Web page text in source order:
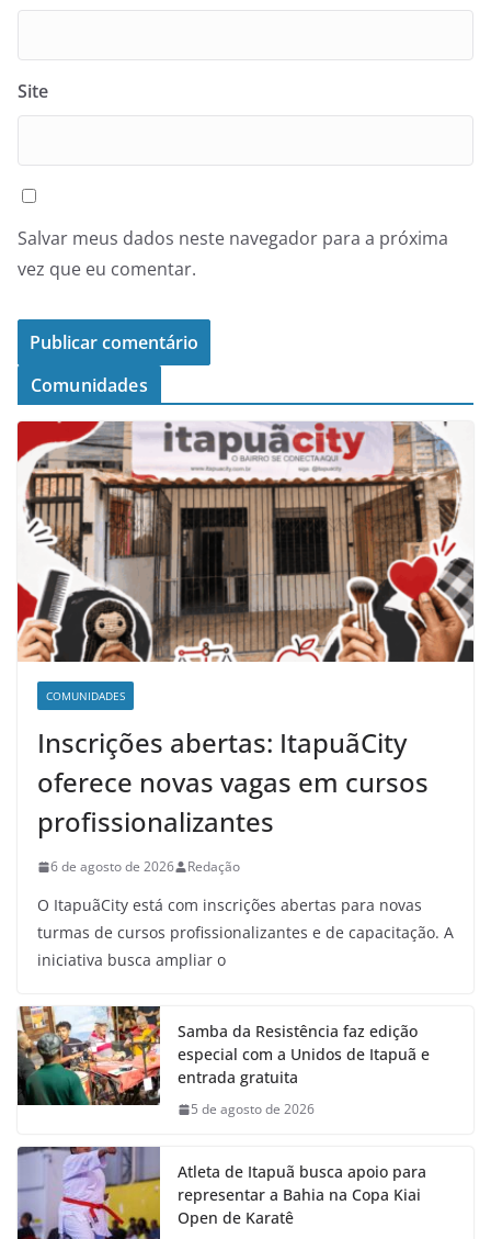
Site
Salvar meus dados neste navegador para a próxima
vez que eu comentar.
Comunidades
COMUNIDADES
Inscrições abertas: ItapuãCity
oferece novas vagas em cursos
profissionalizantes
6 de agosto de 2026 Redação
O ItapuãCity está com inscrições abertas para novas
turmas de cursos profissionalizantes e de capacitação. A
iniciativa busca ampliar o
Samba da Resistência faz edição
especial com a Unidos de Itapuã e
entrada gratuita
5 de agosto de 2026
Atleta de Itapuã busca apoio para
representar a Bahia na Copa Kiai
Open de Karatê